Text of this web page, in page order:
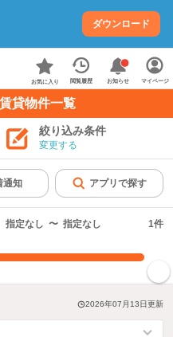
ダウンロード
お気に入り 閲覧履歴 お知らせ マイページ
貸物件一覧
絞り込み条件
変更する
通知 アプリで探す
指定なし 〜 指定なし 1件
2026年07月13日更新